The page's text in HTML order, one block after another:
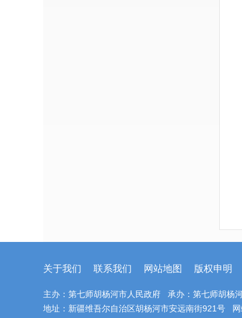
关于我们 联系我们 网站地图 版权申明
主办：第七师胡杨河市人民政府 承办：第七师胡杨
地址：新疆维吾尔自治区胡杨河市安远南街921号